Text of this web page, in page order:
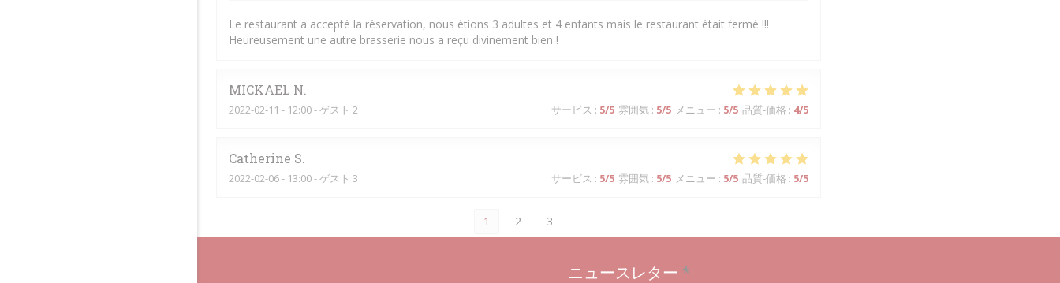
Le restaurant a accepté la réservation, nous étions 3 adultes et 4 enfants mais le restaurant était fermé !!!
Heureusement une autre brasserie nous a reçu divinement bien !
MICKAEL N
2022-02-11 - 12:00 - ゲスト 2 サービス : 5/5 雰囲気: 5/5 メニュー : 5/5 品質-価格 : 4/5
Catherine S
2022-02-06- 13:00 - ゲスト 3 サービス : 5/5 雰囲気: 5/5 メニュー : 5/5 品質-価格 : 5/5
1 2 3
ニュースレター *